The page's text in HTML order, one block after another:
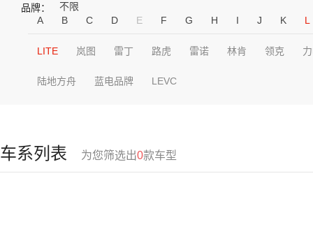
品牌：
不限
A
B C D E F G H I J K L
LITE 岚图 雷丁 路虎 雷诺 林肯 领克
陆地方舟 蓝电品牌 LEVC
车系列表 为您筛选出0款车型